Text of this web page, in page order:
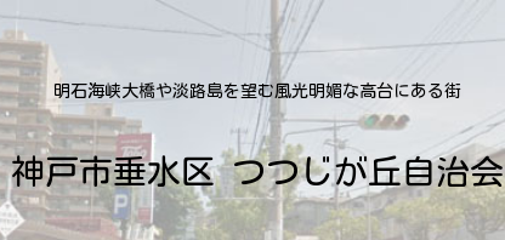
明石海峡大橋や淡路島を望む風光明媚な高台にある街
神戸市垂水区 つつじが丘自治会